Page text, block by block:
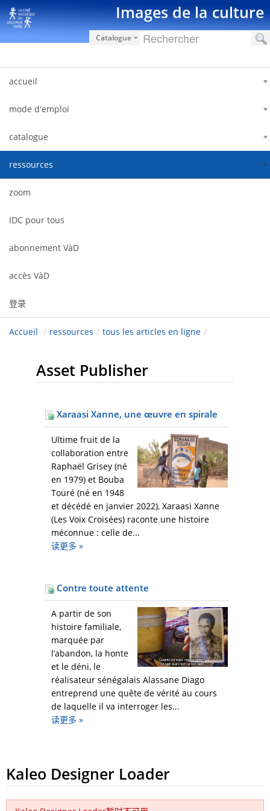
跳转到内容 Images de la culture
Catalogue
accueil
mode d'emploi
catalogue
ressources
zoom
IDC pour tous
abonnement VàD
accès VàD
登录
Accueil / ressources / tous les articles en ligne /
Asset Publisher
Xaraasi Xanne, une œuvre en spirale
Ultime fruit de la
collaboration entre
Raphaël Grisey (né
en 1979) et Bouba
Touré (né en 1948
et décédé en janvier 2022), Xaraasi Xanne
(Les Voix Croisées) raconte une histoire
méconnue : celle de...
读更多 »
Contre toute attente
A partir de son
histoire familiale,
marquée par
l’abandon, la honte
et le déni, le
réalisateur sénégalais Alassane Diago
entreprend une quête de vérité au cours
de laquelle il va interroger les...
读更多 »
Kaleo Designer Loader